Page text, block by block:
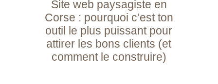
Site web paysagiste en
Corse : pourquoi c’est ton
outil le plus puissant pour
attirer les bons clients (et
comment le construire)